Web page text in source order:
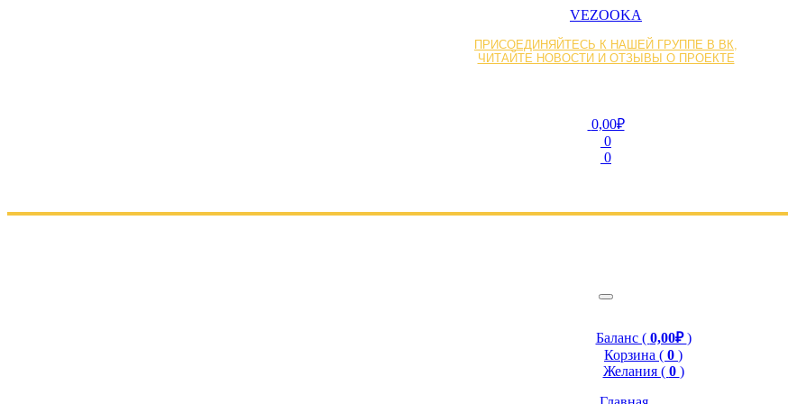
VEZOOKA
ПРИСОЕДИНЯЙТЕСЬ К НАШЕЙ ГРУППЕ В ВК,
ЧИТАЙТЕ НОВОСТИ И ОТЗЫВЫ О ПРОЕКТЕ
0,00₽
0
0
Баланс ( 0,00₽)
Корзина ( 0 )
Желания ( 0 )